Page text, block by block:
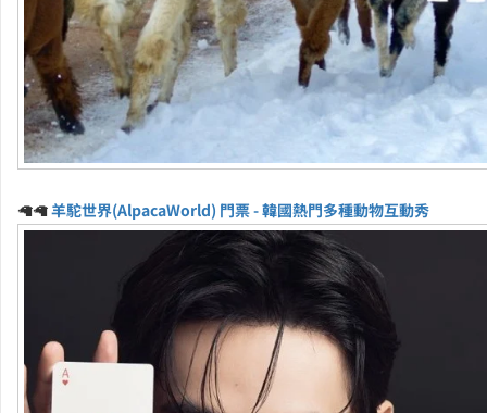
🦙🦙羊駝世界(AlpacaWorld) 門票 - 韓國熱門多種動物互動秀